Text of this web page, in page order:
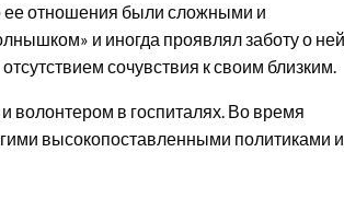
ее отношения были сложными и
и иногда проявлял заботу о
сочувствия к своим близким.
волонтером в госпиталях. Во время
высокопоставленными политиками и